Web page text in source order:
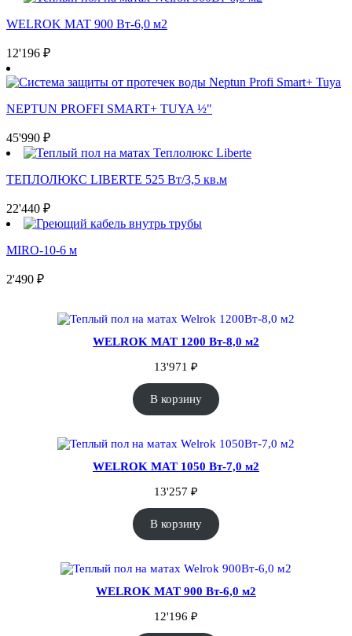
WELROK MAT 900 Вт-6,0 м2
12'196 ₽
NEPTUN PROFFI SMART+ TUYA ½"
45'990 ₽
ТЕПЛОЛЮКС LIBERTE 525 Вт/3,5 кв.м
22'440 ₽
MIRO-10-6 м
2'490 ₽
WELROK MAT 1200 Вт-8,0 м2
13'971 ₽
В корзину
WELROK MAT 1050 Вт-7,0 м2
13'257 ₽
В корзину
WELROK MAT 900 Вт-6,0 м2
12'196 ₽